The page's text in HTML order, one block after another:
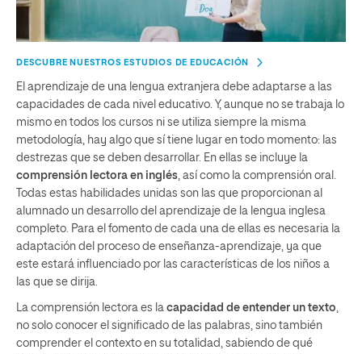
DESCUBRE NUESTROS ESTUDIOS DE EDUCACIÓN
El aprendizaje de una lengua extranjera debe adaptarse a las
capacidades de cada nivel educativo. Y, aunque no se trabaja lo
mismo en todos los cursos ni se utiliza siempre la misma
metodología, hay algo que sí tiene lugar en todo momento: las
destrezas que se deben desarrollar. En ellas se incluye la
comprensión lectora en inglés , así como la comprensión oral.
Todas estas habilidades unidas son las que proporcionan al
alumnado un desarrollo del aprendizaje de la lengua inglesa
completo. Para el fomento de cada una de ellas es necesaria la
adaptación del proceso de enseñanza-aprendizaje, ya que
este estará influenciado por las características de los niños a
las que se dirija.
La comprensión lectora es la capacidad de entender un texto
no solo conocer el significado de las palabras, sino también
comprender el contexto en su totalidad, sabiendo de qué